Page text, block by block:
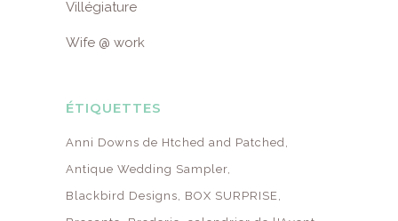
Villégiature
Wife @ work
ÉTIQUETTES
Anni Downs de Htched and Patched
Antique Wedding Sampler
Blackbird Designs
BOX SURPRISE